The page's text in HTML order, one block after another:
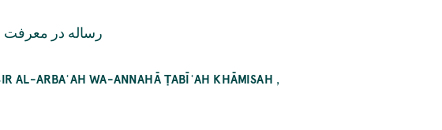
رساله در معرفت
AL-ARBAʿAH WA-ANNAHĀ ṬABĪʿAH KHĀMISAH ,